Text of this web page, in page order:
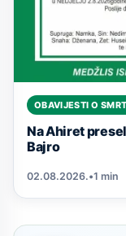
OBAVIJESTI O
Na Ahiret
Bajro
02.08.2026.•1 min